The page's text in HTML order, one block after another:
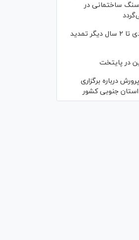
سنگ ساختمانی در
معافیت‌های ۳ و ۴ فرزندی تا ۲ سال دیگر تمدید
در پایتخت
درباره برگزاری